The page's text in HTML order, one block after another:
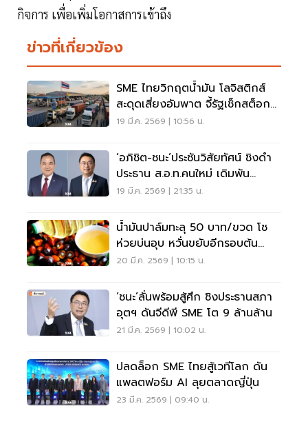
กิจการ เพื่อเพิ่มโอกาสการเข้าถึง
ข่าวที่เกี่ยวข้อง
SME ไทยวิกฤตน้ำมัน โลจิสติกส์
สะดุดเสี่ยงอัมพาต จี้รัฐเช็กสต็อก
ด่วน
19 มี.ค. 2569 | 10:56 น.
‘อภิชิต-ชนะ’ประชันวิสัยทัศน์ ชิงดำ
ประธาน ส.อ.ท.คนใหม่ เดิมพัน
อนาคต SME ไทย
19 มี.ค. 2569 | 21:35 น.
น้ำมันปาล์มทะลุ 50 บาท/ขวด โช
ห่วยบ่นอุบ หวั่นขยับอีกรอบต้น
เม.ย.
20 มี.ค. 2569 | 10:15 น.
‘ชนะ’ลั่นพร้อมสู้ศึก ชิงประธานสภา
อุตฯ ดันจีดีพี SME โต 9 ล้านล้าน
21 มี.ค. 2569 | 10:02 น.
ปลดล็อก SME ไทยสู้เวทีโลก ดัน
แพลตฟอร์ม AI ลุยตลาดญี่ปุ่น
23 มี.ค. 2569 | 09:40 น.